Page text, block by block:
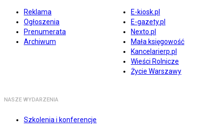
Reklama
Ogłoszenia
Prenumerata
Archiwum
E-kiosk.pl
E-gazety.pl
Nexto.pl
Mała księgowość
Kancelarierp.pl
Wieści Rolnicze
Życie Warszawy
NASZE WYDARZENIA
Szkolenia i konferencje